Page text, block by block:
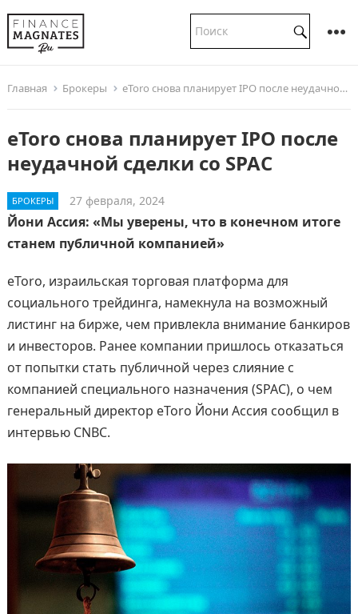
Главная Брокеры eToro снова планирует IPO после неудачной сделки со SPAC
eToro снова планирует IPO после
неудачной сделки со SPAC
БРОКЕРЫ 27 февраля, 2024
Йони Ассия: «Мы уверены, что в конечном итоге
станем публичной компанией»
eToro, израильская торговая платформа для
социального трейдинга, намекнула на возможный
листинг на бирже, чем привлекла внимание банкиров
и инвесторов. Ранее компании пришлось отказаться
от попытки стать публичной через слияние с
компанией специального назначения (SPAC), о чем
генеральный директор eToro Йони Ассия сообщил в
интервью CNBC.